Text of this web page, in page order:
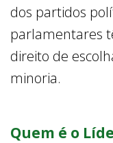
dos partidos
parlamentares
direito de
minoria.
Quem é o